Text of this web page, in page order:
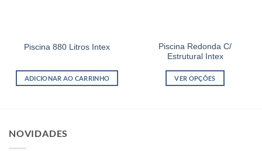
Piscina 880 Litros Intex
ADICIONAR AO CARRINHO
Piscina Redonda C/
Estrutural Intex
VER OPÇÕES
NOVIDADES